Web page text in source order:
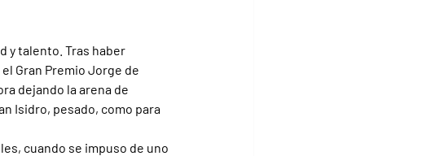
y talento. Tras haber
Gran Premio Jorge de
dejando la arena de
Isidro, pesado, como para
cuando se impuso de uno